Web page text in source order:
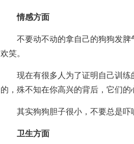
情感方面
不要动不动的拿自己的狗狗发脾
欢笑。
现在有很多人为了证明自己训练
的，殊不知在你高兴的背后，它们的
其实狗狗胆子很小，不要总是吓
卫生方面